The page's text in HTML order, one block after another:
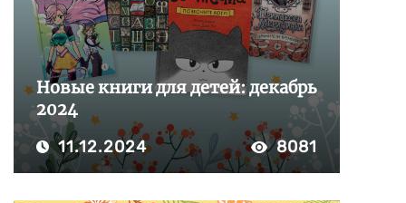
Новые книги для детей: декабрь
2024
11.12.2024 8081